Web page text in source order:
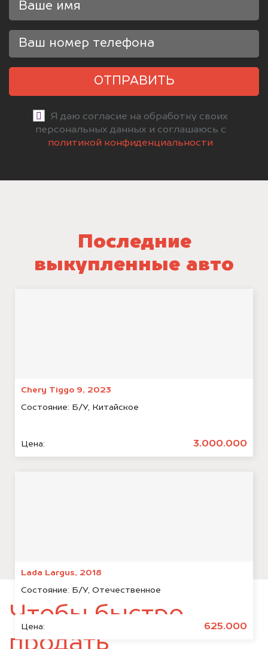
ОТПРАВИТЬ
Я даю согласие на обработку своих
персональных данных и соглашаюсь с
политикой конфиденциальности
Последние
выкупленные авто
Chery Tiggo 9, 2023
Состояние: Б/У, Китайское
Цена: 3.000.000
Lada Largus, 2018
Состояние: Б/У, Отечественное
Цена: 625.000
Чтобы быстро
продать